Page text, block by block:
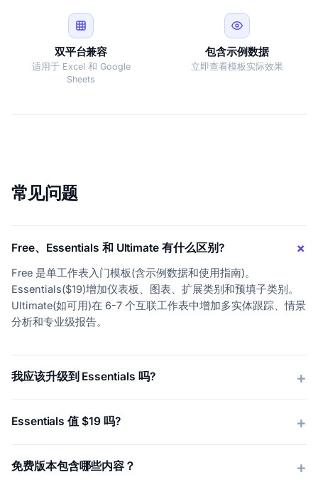
双平台兼容
适用于 Excel 和 Google
Sheets
包含示例数据
立即查看模板实际效果
常见问题
Free、Essentials 和 Ultimate 有什么区别?
Free 是单工作表入门模板(含示例数据和使用指南)。
Essentials($19)增加仪表板、图表、扩展类别和预填子类别。
Ultimate(如可用)在 6-7 个互联工作表中增加多实体跟踪、情景
分析和专业级报告。
我应该升级到 Essentials 吗?
Essentials 值 $19 吗?
免费版本包含哪些内容？